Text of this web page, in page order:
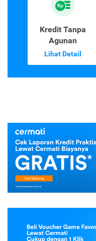
Kredit Tanpa
Agunan
Lihat Detail